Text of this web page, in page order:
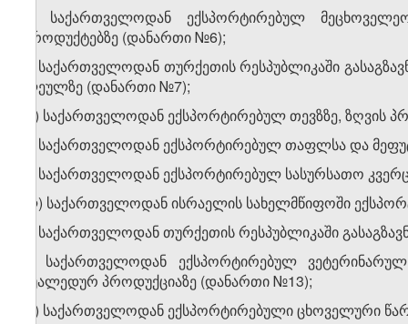
ვ) საქართველოდან ექსპორტირებულ
პროდუქტებზე (და­ნარ­თი №6);
ზ) საქართველოდან თურქეთის რესპუბლიკაში
ლე­ულზე (დანართი №7);
თ) საქართველოდან ექსპორტირებულ თევზზე, ზღვის
ი) საქართველოდან ექსპორტირებულ თაფლსა და
კ) საქართველოდან ექსპორტირებულ სასურსათო
ლ) საქართველოდან ისრაელის სახელმწიფოში
მ) საქართველოდან თურქეთის რესპუბლიკაში
ნ) საქართველოდან ექსპორტირებულ
შუალედურ პროდუქციაზე (დანართი №13);
ო) საქართველოდან ექსპორტირებული ცხოველური